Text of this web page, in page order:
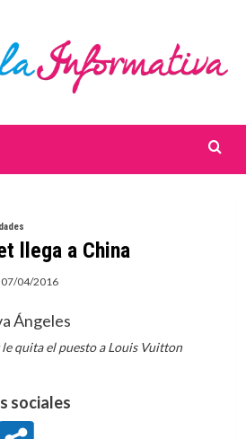
llega a China
07/04/2016
quita el puesto a Louis Vuitton
sociales